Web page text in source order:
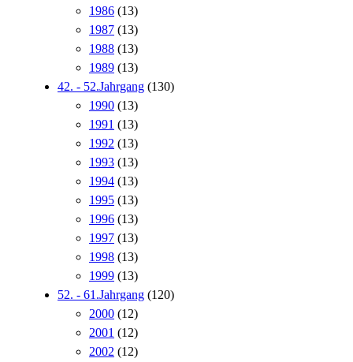
1986 (13)
1987 (13)
1988 (13)
1989 (13)
42. - 52.Jahrgang (130)
1990 (13)
1991 (13)
1992 (13)
1993 (13)
1994 (13)
1995 (13)
1996 (13)
1997 (13)
1998 (13)
1999 (13)
52. - 61.Jahrgang (120)
2000 (12)
2001 (12)
2002 (12)